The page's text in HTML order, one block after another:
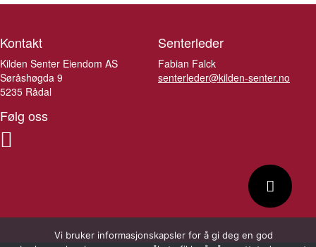
Kontakt
Kilden Senter Eiendom AS
Søråshøgda 9
5235 Rådal
Følg oss
Senterleder
Fabian Falck
senterleder@kilden-senter.no
Vi bruker informasjonskapsler for å gi deg en god